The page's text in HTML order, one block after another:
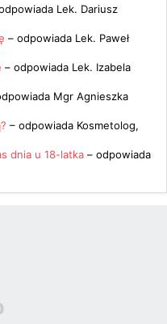
Lek. Dariusz
– odpowiada Lek. Paweł
– odpowiada Lek. Izabela
Mgr Agnieszka
– odpowiada Kosmetolog,
dnia u 18-latka – odpowiada